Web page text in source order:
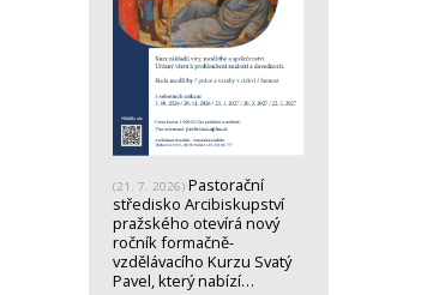
(21. 7. 2026) Pastorační
středisko Arcibiskupství
pražského otevírá nový
ročník formačně-
vzdělávacího Kurzu Svatý
Pavel, který nabízí…